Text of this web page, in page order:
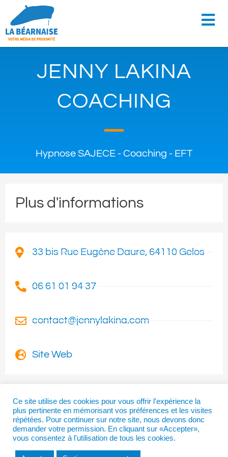
JENNY LAKINA
COACHING
Hypnose SAJECE - Coaching - EFT
Plus d'informations
33 bis Rue Eugène Daure, 64110 Gelos
06 61 01 94 37
contact@jennylakina.com
Site Web
I
n
s
t
T
w
i
t
F
a
c
Ce site utilise des cookies pour vous offrir l'expérience la
plus pertinente en mémorisant vos préférences et les visites
répétées. Pour continuer sur notre site, nous devons donc
demander votre permission. En cliquant sur «Accepter»,
vous consentez à l'utilisation de tous les cookies.